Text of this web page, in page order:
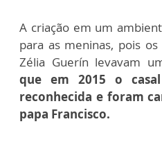
A criação em um
para as meninas, pois
Zélia Guerín levavam
que em 2015 o
reconhecida e foram
papa Francisco.